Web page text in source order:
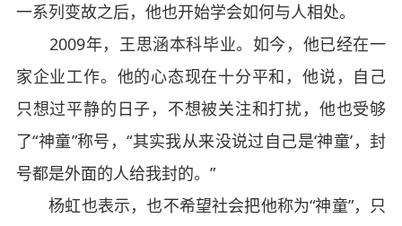
一系列变故之后，他也开始学会如何与人相处。
2009年，王思涵本科毕业。如今，他已经在一
家企业工作。他的心态现在十分平和，他说，自己
只想过平静的日子，不想被关注和打扰，他也受够
了“神童”称号，“其实我从来没说过自己是‘神童’，封
号都是外面的人给我封的。”
杨虹也表示，也不希望社会把他称为“神童”，只